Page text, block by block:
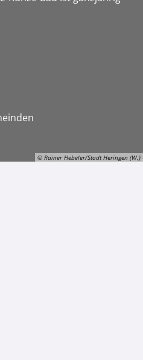
© Rainer Hebeler/Stadt Heringen (W.)